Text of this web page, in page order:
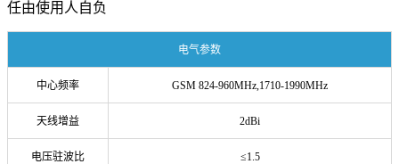
任由使用人自负
电气参数
中心频率 GSM 824-960MHz,1710-1990MHz
天线增益 2dBi
电压驻波比 ≤1.5